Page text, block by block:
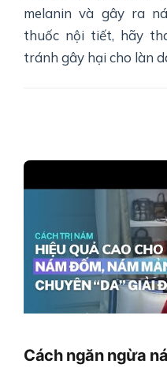
melanin và gây ra
thuốc nội tiết, hãy
tránh gây hại cho làn
Cách ngăn ngừa